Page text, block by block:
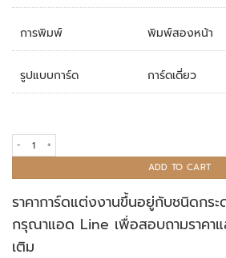
การพิมพ์ พิมพ์สองหน้า
รูปแบบการ์ด การ์ดเดี่ยว
การ์ดแต่งงาน R15-027 quantity
ADD TO CART
ราคาการ์ดแต่งงานขึ้นอยู่กับชนิดกระ
กรุณาแอด Line เพื่อสอบถามราคาแ
เติม